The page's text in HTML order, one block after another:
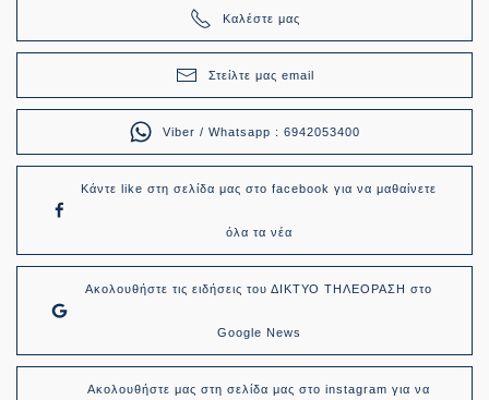
Καλέστε μας
Στείλτε μας email
Viber / Whatsapp : 6942053400
Κάντε like στη σελίδα μας στο facebook για να μαθαίνετε
όλα τα νέα
Ακολουθήστε τις ειδήσεις του ΔΙΚΤΥΟ ΤΗΛΕΟΡΑΣΗ στο
Google News
Ακολουθήστε μας στη σελίδα μας στο instagram για να